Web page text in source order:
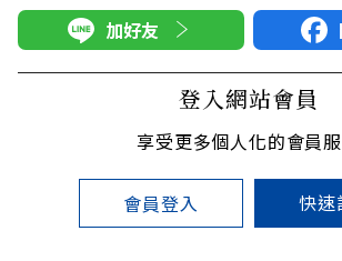
加好友
登入網站會員
享受更多個人化的會員
會員登入 快速